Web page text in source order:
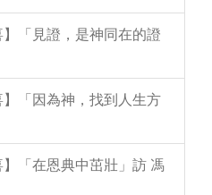
「見證，是神同在的證
「因為神，找到人生方
「在恩典中茁壯」訪 馮